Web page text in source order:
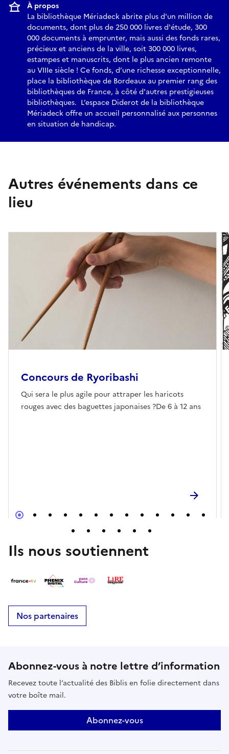
À propos
La bibliothèque Mériadeck abrite plus d'un million de
documents, dont plus de 250 000 livres d'étude, 300
000 documents à emprunter, mais aussi des fonds rares,
précieux et anciens de la ville, soit 300 000 livres,
estampes et manuscrits, dont le plus ancien remonte
au VIIIe siècle ! Ce fonds, d’une richesse exceptionnelle,
place la bibliothèque de Bordeaux au premier rang des
bibliothèques de France, à côté d'autres prestigieuses
bibliothèques. L’espace Diderot de la bibliothèque
Mériadeck offre un accueil personnalisé aux personnes
en situation de handicap.
Autres événements dans ce
lieu
Concours de Ryoribashi
Qui sera le plus agile pour attraper les haricots
rouges avec des baguettes japonaises ?De 6 à 12 ans
Ils nous soutiennent
Nos partenaires
Abonnez-vous à notre lettre d’information
Recevez toute l’actualité des Biblis en folie directement dans
votre boîte mail.
Abonnez-vous